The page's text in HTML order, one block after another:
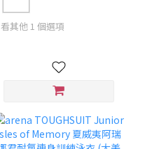
看其他 1 個選項